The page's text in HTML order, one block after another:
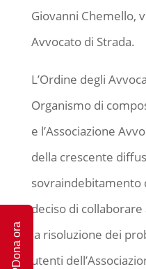
Giovanni Chemello,
Avvocato di Strada.
L’Ordine degli
Organismo di
e l’Associazione
della crescente
sovraindebitamento
deciso di
la risoluzione dei
utenti
Dona ora